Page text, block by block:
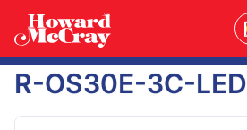
R-OS30E-3C-LED